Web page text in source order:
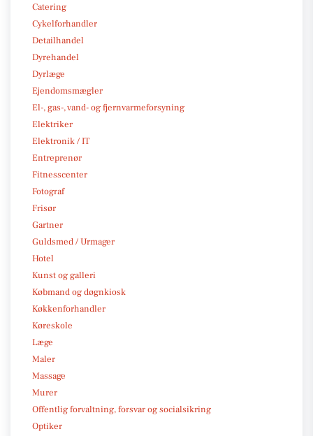
Catering
Cykelforhandler
Detailhandel
Dyrehandel
Dyrlæge
Ejendomsmægler
El-, gas-, vand- og fjernvarmeforsyning
Elektriker
Elektronik / IT
Entreprenør
Fitnesscenter
Fotograf
Frisør
Gartner
Guldsmed / Urmager
Hotel
Kunst og galleri
Købmand og døgnkiosk
Køkkenforhandler
Køreskole
Læge
Maler
Massage
Murer
Offentlig forvaltning, forsvar og socialsikring
Optiker